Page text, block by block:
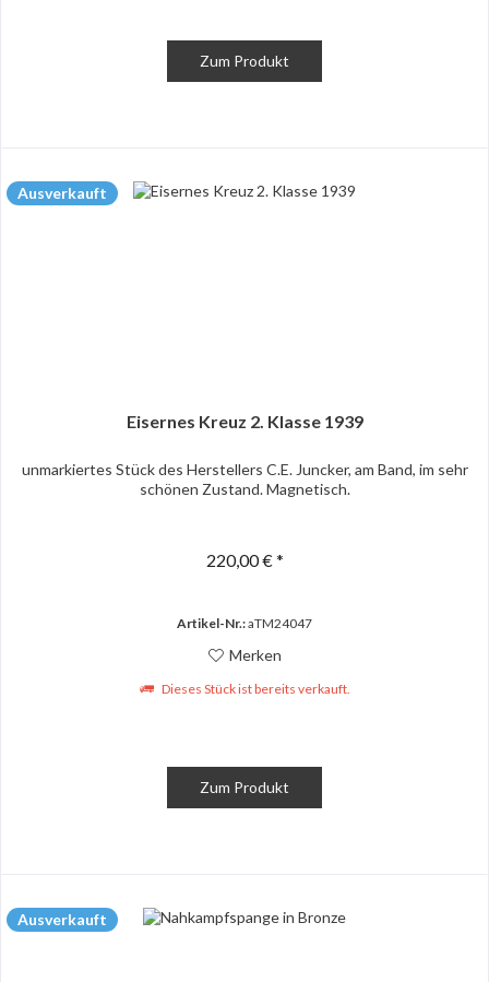
Zum Produkt
Ausverkauft
Eisernes Kreuz 2. Klasse 1939
unmarkiertes Stück des Herstellers C.E. Juncker, am Band, im sehr
schönen Zustand. Magnetisch.
220,00 € *
Artikel-Nr.:aTM24047
Merken
Dieses Stück ist bereits verkauft.
Zum Produkt
Ausverkauft